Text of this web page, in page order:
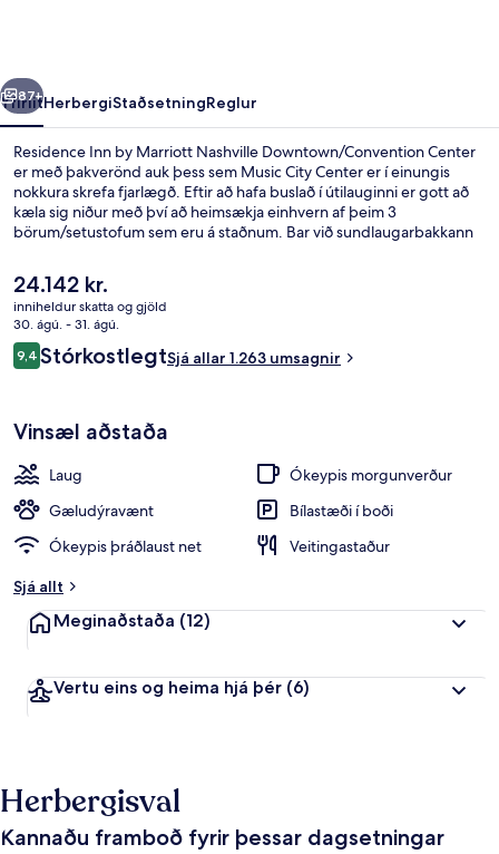
Center
Næsta
87+
YfirlitHerbergiStaðsetningReglur
Residence Inn by Marriott Nashville Downtown/Convention Center
er með þakverönd auk þess sem Music City Center er í einungis
nokkura skrefa fjarlægð. Eftir að hafa buslað í útilauginni er gott að
kæla sig niður með því að heimsækja einhvern af þeim 3
börum/setustofum sem eru á staðnum. Bar við sundlaugarbakkann
auk þess sem herbergin skarta ýmsum öðrum þægindum. Þar á
meðal eru svefnsófar og ísskápar. Meðal þess sem ferðamenn sem
hafa heimsótt staðinn eru sérstaklega ánægðir með eru sundlaugin
og hjálpsamt starfsfólk.
Núverandi
verð
er
24.142 kr.
24.142 kr.
inniheldur skatta og gjöld
30. ágú. - 31. ágú.
Umsagnir
9,49,4 af 10
StórkostlegtSjá allar 1.263 umsagnir
Vinsæl aðstaða
Laug
Ókeypis morgunverður
Gæludýravænt
Bílastæði í boði
Ókeypis þráðlaust net
Veitingastaður
Sjá allt
Meginaðstaða (12)
Vertu eins og heima hjá þér (6)
Herbergisval
Kannaðu framboð fyrir þessar dagsetningar